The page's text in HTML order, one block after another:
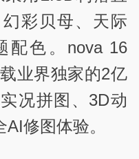
彩贝母、天际
配色。nova 16
业界独家的2亿
况拼图、3D动
修图体验。